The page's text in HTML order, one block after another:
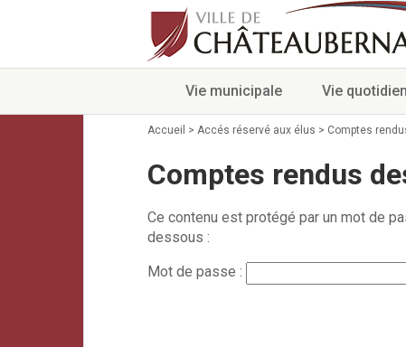
Vie municipale Vie
Accueil > Accés réservé aux élus > Comptes
Comptes rendus
Ce contenu est protégé par un mot de
dessous :
Mot de passe :